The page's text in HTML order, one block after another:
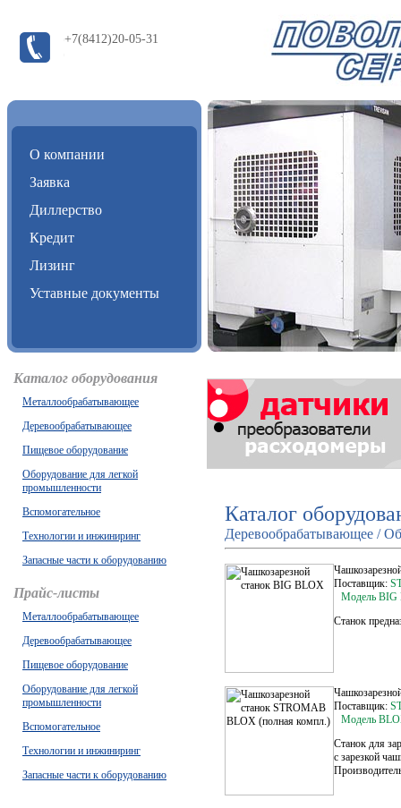
+7(8412)20-05-31
О компании
Заявка
Диллерство
Кредит
Лизинг
Уставные документы
Каталог оборудования
Металлообрабатывающее
Деревообрабатывающее
Пищевое оборудование
Оборудование для легкой
промышленности
Вспомогательное
Технологии и инжиниринг
Запасные части к оборудованию
Прайс-листы
Металлообрабатывающее
Деревообрабатывающее
Пищевое оборудование
Оборудование для легкой
промышленности
Вспомогательное
Технологии и инжиниринг
Запасные части к оборудованию
Каталог
Деревообрабатывающее /
Поставщик:
Модель BIG
Станок
Поставщик:
Модель
Станок для
с зарезкой